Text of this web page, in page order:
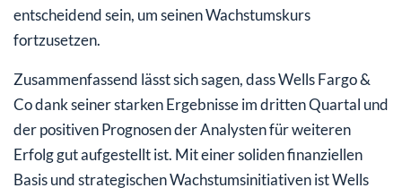
entscheidend sein, um seinen Wachstumskurs
fortzusetzen.
Zusammenfassend lässt sich sagen, dass Wells Fargo &
Co dank seiner starken Ergebnisse im dritten Quartal und
der positiven Prognosen der Analysten für weiteren
Erfolg gut aufgestellt ist. Mit einer soliden finanziellen
Basis und strategischen Wachstumsinitiativen ist Wells